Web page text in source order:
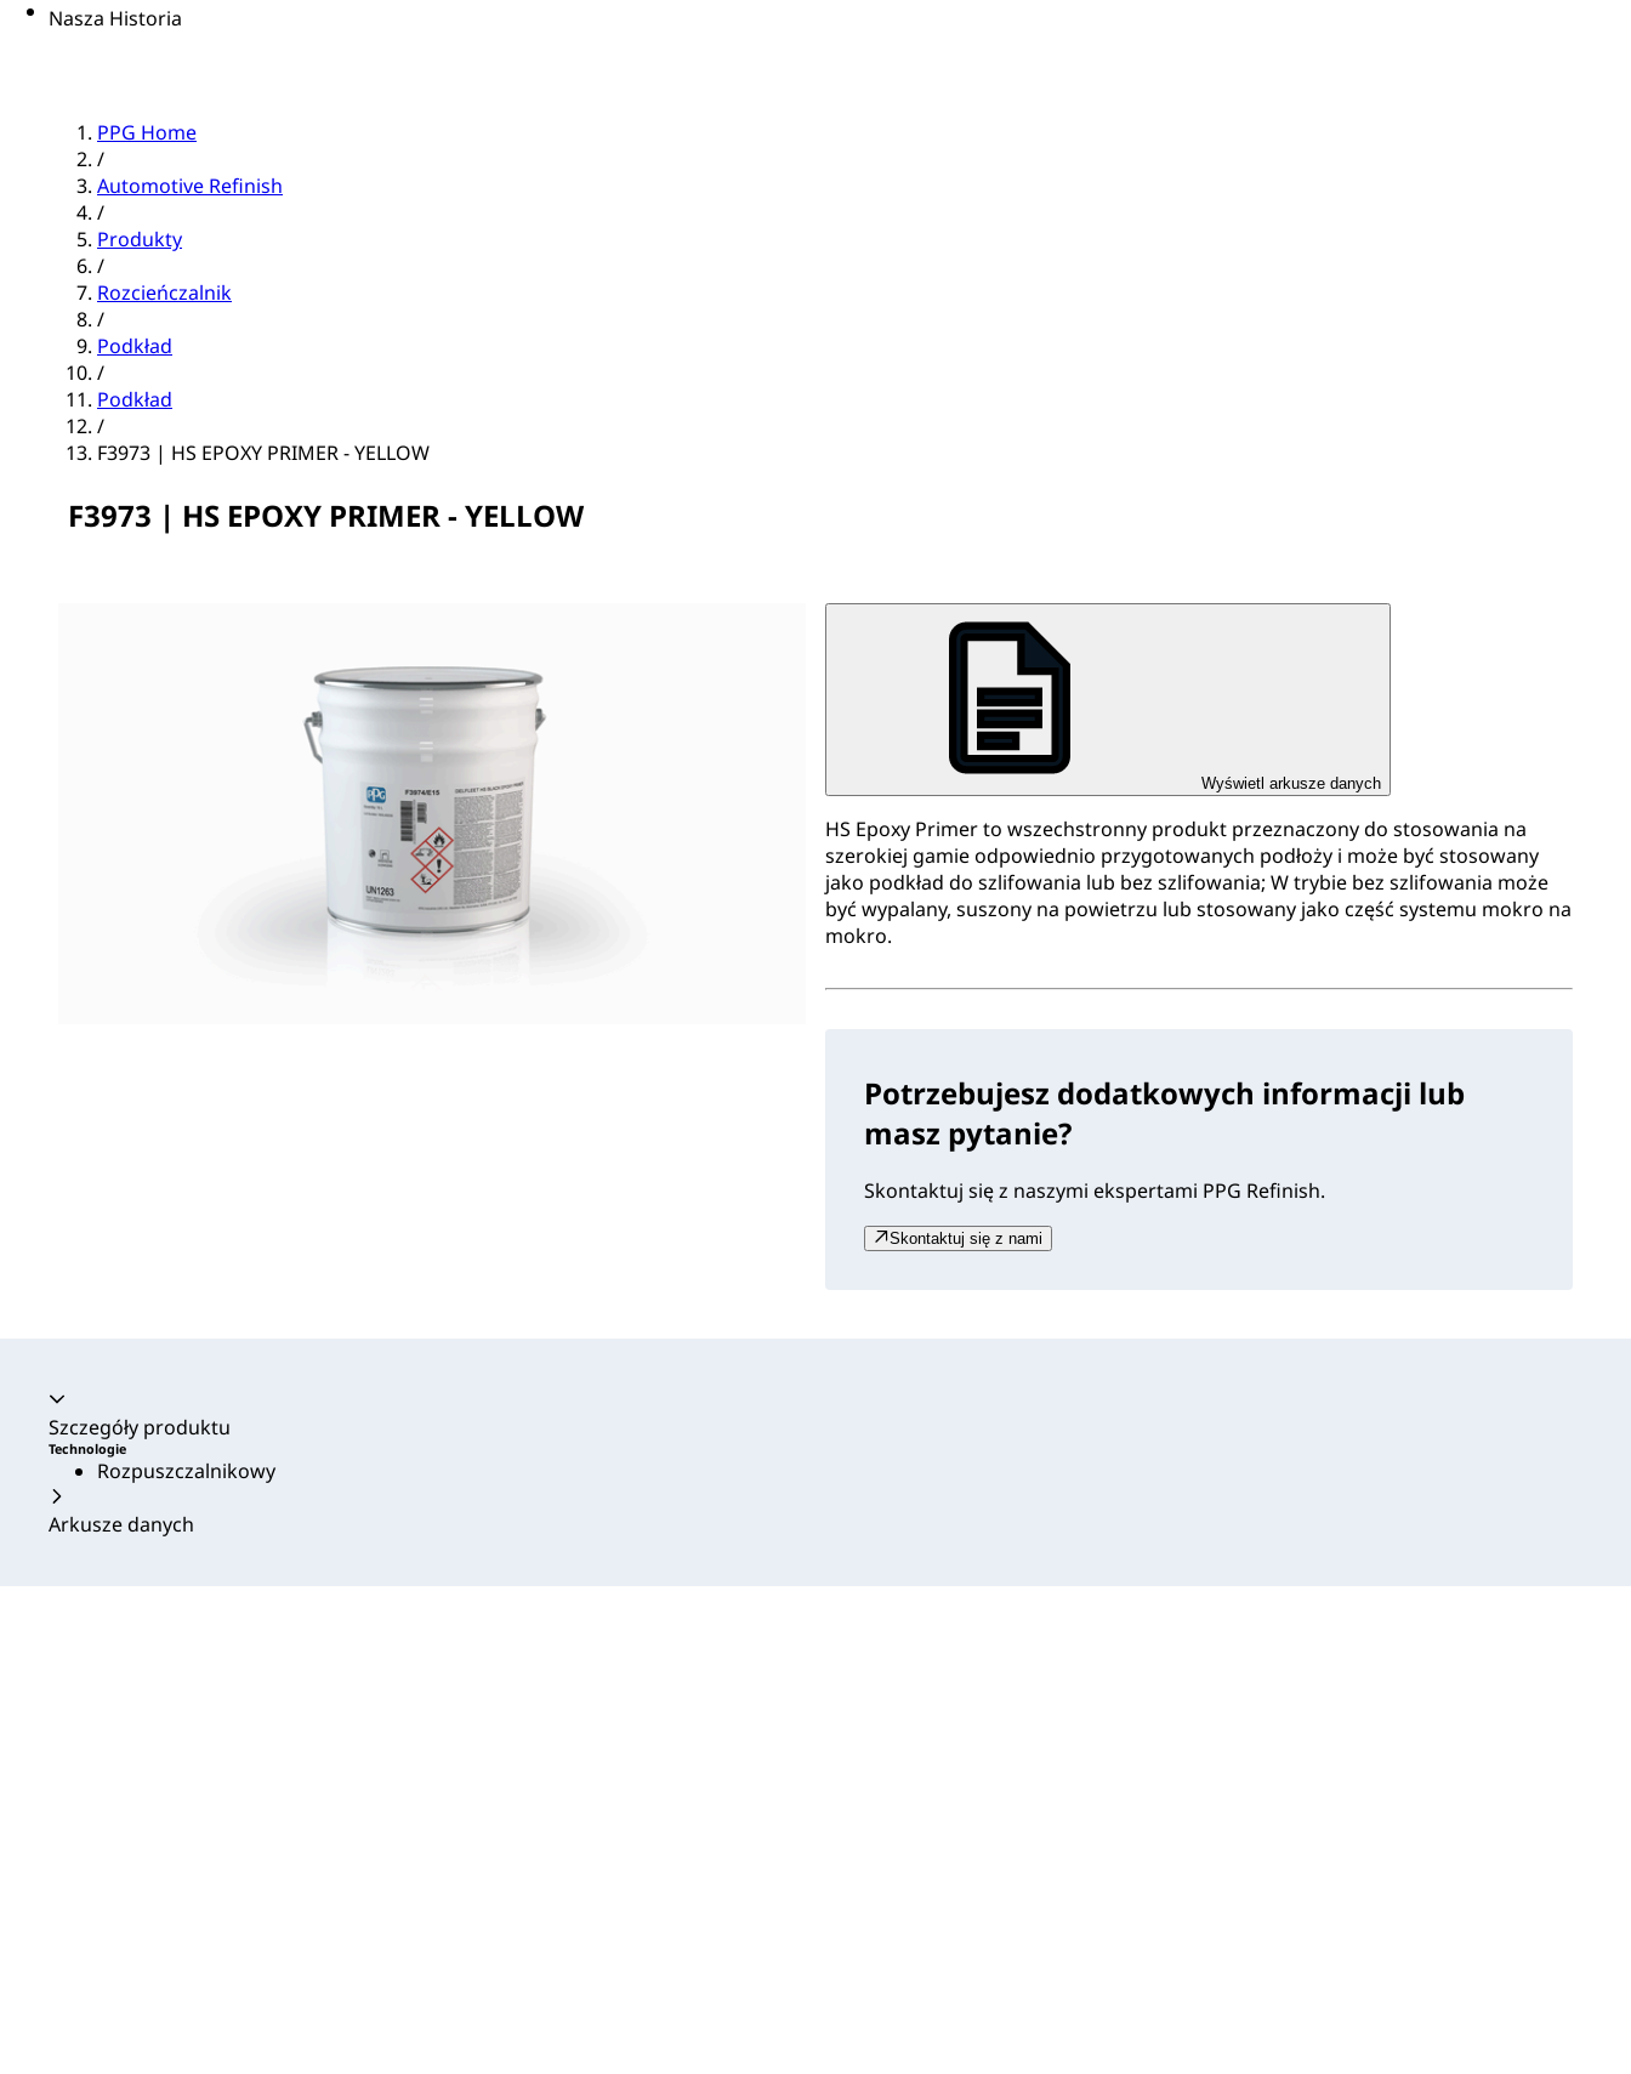
Nasza Historia
PPG Home
/
Automotive Refinish
/
Produkty
/
Rozcieńczalnik
/
Podkład
/
Podkład
/
F3973 | HS EPOXY PRIMER - YELLOW
F3973 | HS EPOXY PRIMER - YELLOW
Wyświetl arkusze danych
HS Epoxy Primer to wszechstronny produkt przeznaczony do stosowania na
szerokiej gamie odpowiednio przygotowanych podłoży i może być stosowany
jako podkład do szlifowania lub bez szlifowania; W trybie bez szlifowania może
być wypalany, suszony na powietrzu lub stosowany jako część systemu mokro na
mokro.
Potrzebujesz dodatkowych informacji lub
masz pytanie?
Skontaktuj się z naszymi ekspertami PPG Refinish.
Skontaktuj się z nami
Akordeon zwinięty
Szczegóły produktu
Technologie
Rozpuszczalnikowy
Arkusze danych